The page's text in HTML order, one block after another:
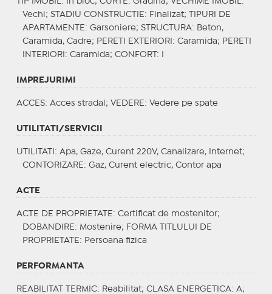
Vechi; STADIU CONSTRUCTIE : Finalizat;
TIPURI DE
APARTAMENTE : Garsoniere; STRUCTURA: Beton,
Caramida, Cadre; PERETI EXTERIORI : Caramida; PERETI
INTERIORI : Caramida; CONFORT : I
IMPREJURIMI
ACCES: Acces stradal; VEDERE : Vedere pe spate
UTILITATI/SERVICII
UTILITATI : Apa, Gaze, Curent 220V, Canalizare, Internet;
CONTORIZARE : Gaz, Curent electric, Contor apa
ACTE
ACTE DE PROPRIETATE : Certificat de mostenitor;
DOBANDIRE : Mostenire; FORMA TITLULUI DE
PROPRIETATE : Persoana fizica
PERFORMANTA
REABILITAT TERMIC: Reabilitat; CLASA ENERGETICA: A;